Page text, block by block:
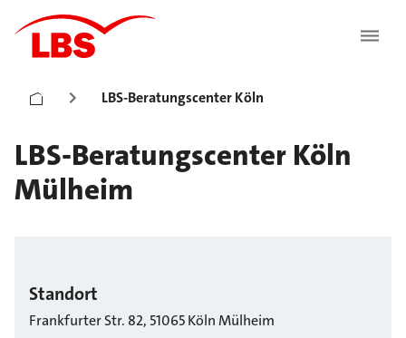
LBS-Beratungscenter Köln
LBS-Beratungscenter Köln
Mülheim
Standort
Frankfurter Str. 82, 51065KölnMülheim